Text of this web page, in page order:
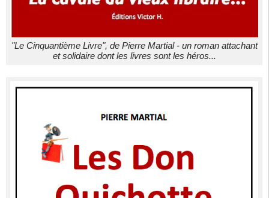
"Le Cinquantième Livre", de Pierre Martial - un roman attachant
et solidaire dont les livres sont les héros...